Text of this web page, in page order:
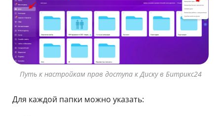
Путь к настройкам прав доступа к Диску в Битрикс24
Для каждой папки можно указать: